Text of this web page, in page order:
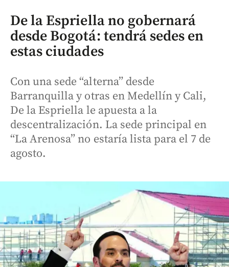
De la Espriella no gobernará
desde Bogotá: tendrá sedes en
estas ciudades
Con una sede “alterna” desde
Barranquilla y otras en Medellín y Cali,
De la Espriella le apuesta a la
descentralización. La sede principal en
“La Arenosa” no estaría lista para el 7 de
agosto.